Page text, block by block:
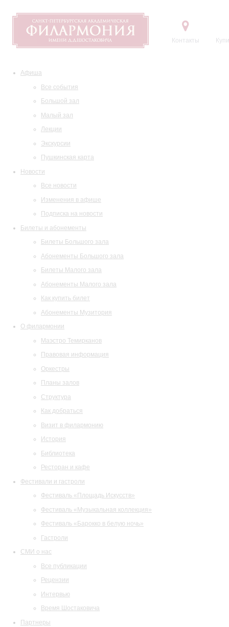
Контакты
Афиша
Все события
Большой зал
Малый зал
Лекции
Экскурсии
Пушкинская карта
Новости
Все новости
Изменения в афише
Подписка на новости
Билеты и абонементы
Билеты Большого зала
Абонементы Большого зала
Билеты Малого зала
Абонементы Малого зала
Как купить билет
Абонементы Музитория
О филармонии
Маэстро Темирканов
Правовая информация
Оркестры
Планы залов
Структура
Как добраться
Визит в филармонию
История
Библиотека
Ресторан и кафе
Фестивали и гастроли
Фестиваль «Площадь Искусств»
Фестиваль «Музыкальная коллекция»
Фестиваль «Барокко в белую ночь»
Гастроли
СМИ о нас
Все публикации
Рецензии
Интервью
Время Шостаковича
Партнеры